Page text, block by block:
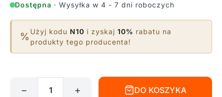
Dostępna · Wysyłka w 4 - 7 dni roboczych
% Użyj kodu N10 i zyskaj 10% rabatu na
produkty tego producenta!
− + DO KOSZYKA